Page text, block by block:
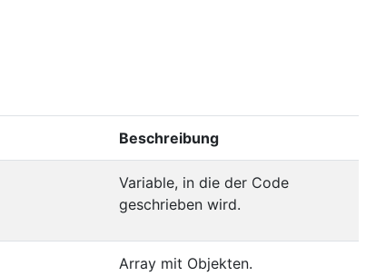
Beschreibung
Variable, in die der Code
geschrieben wird.
Array mit Objekten.